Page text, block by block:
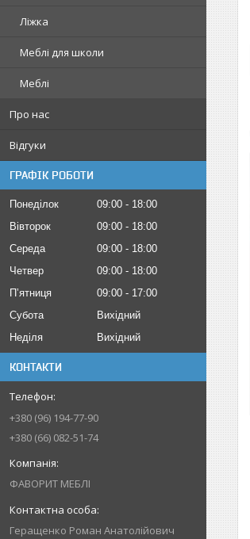
Ліжка
Меблі для школи
Меблі
Про нас
Відгуки
ГРАФІК РОБОТИ
Понеділок 09:00
18:00
Вівторок
09:00
18:00
Середа
09:00
18:00
Четвер
09:00
18:00
Пʼятниця
09:00
17:00
Субота
Вихідний
Неділя
Вихідний
КОНТАКТИ
+380 (96) 194-77-90
+380 (66) 082-51-74
ФАВОРИТ МЕБЛІ
Геращенко Роман Анатолійович